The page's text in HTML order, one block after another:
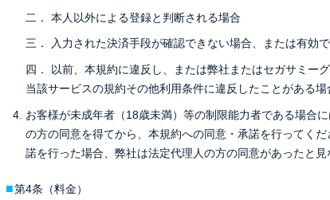
二． 本人以外による登録と判断される場合
三． 入力された決済手段が確認できない場合、または有効
四． 以前、本規約に違反し、または弊社またはセガサミー
当該サービスの規約その他利用条件に違反したことがある場
お客様が未成年者（18歳未満）等の制限能力者である場合
の方の同意を得てから、本規約への同意・承諾を行ってく
諾を行った場合、弊社は法定代理人の方の同意があったと見
■第4条（料金）